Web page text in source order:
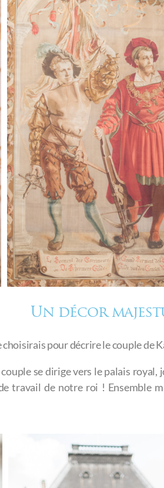
Un décor
pour décrire le couple de
se dirige vers le palais royal,
travail de notre roi ! Ensemble